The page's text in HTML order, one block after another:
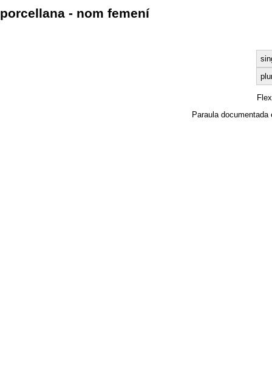
porcellana - nom femení
Paraula